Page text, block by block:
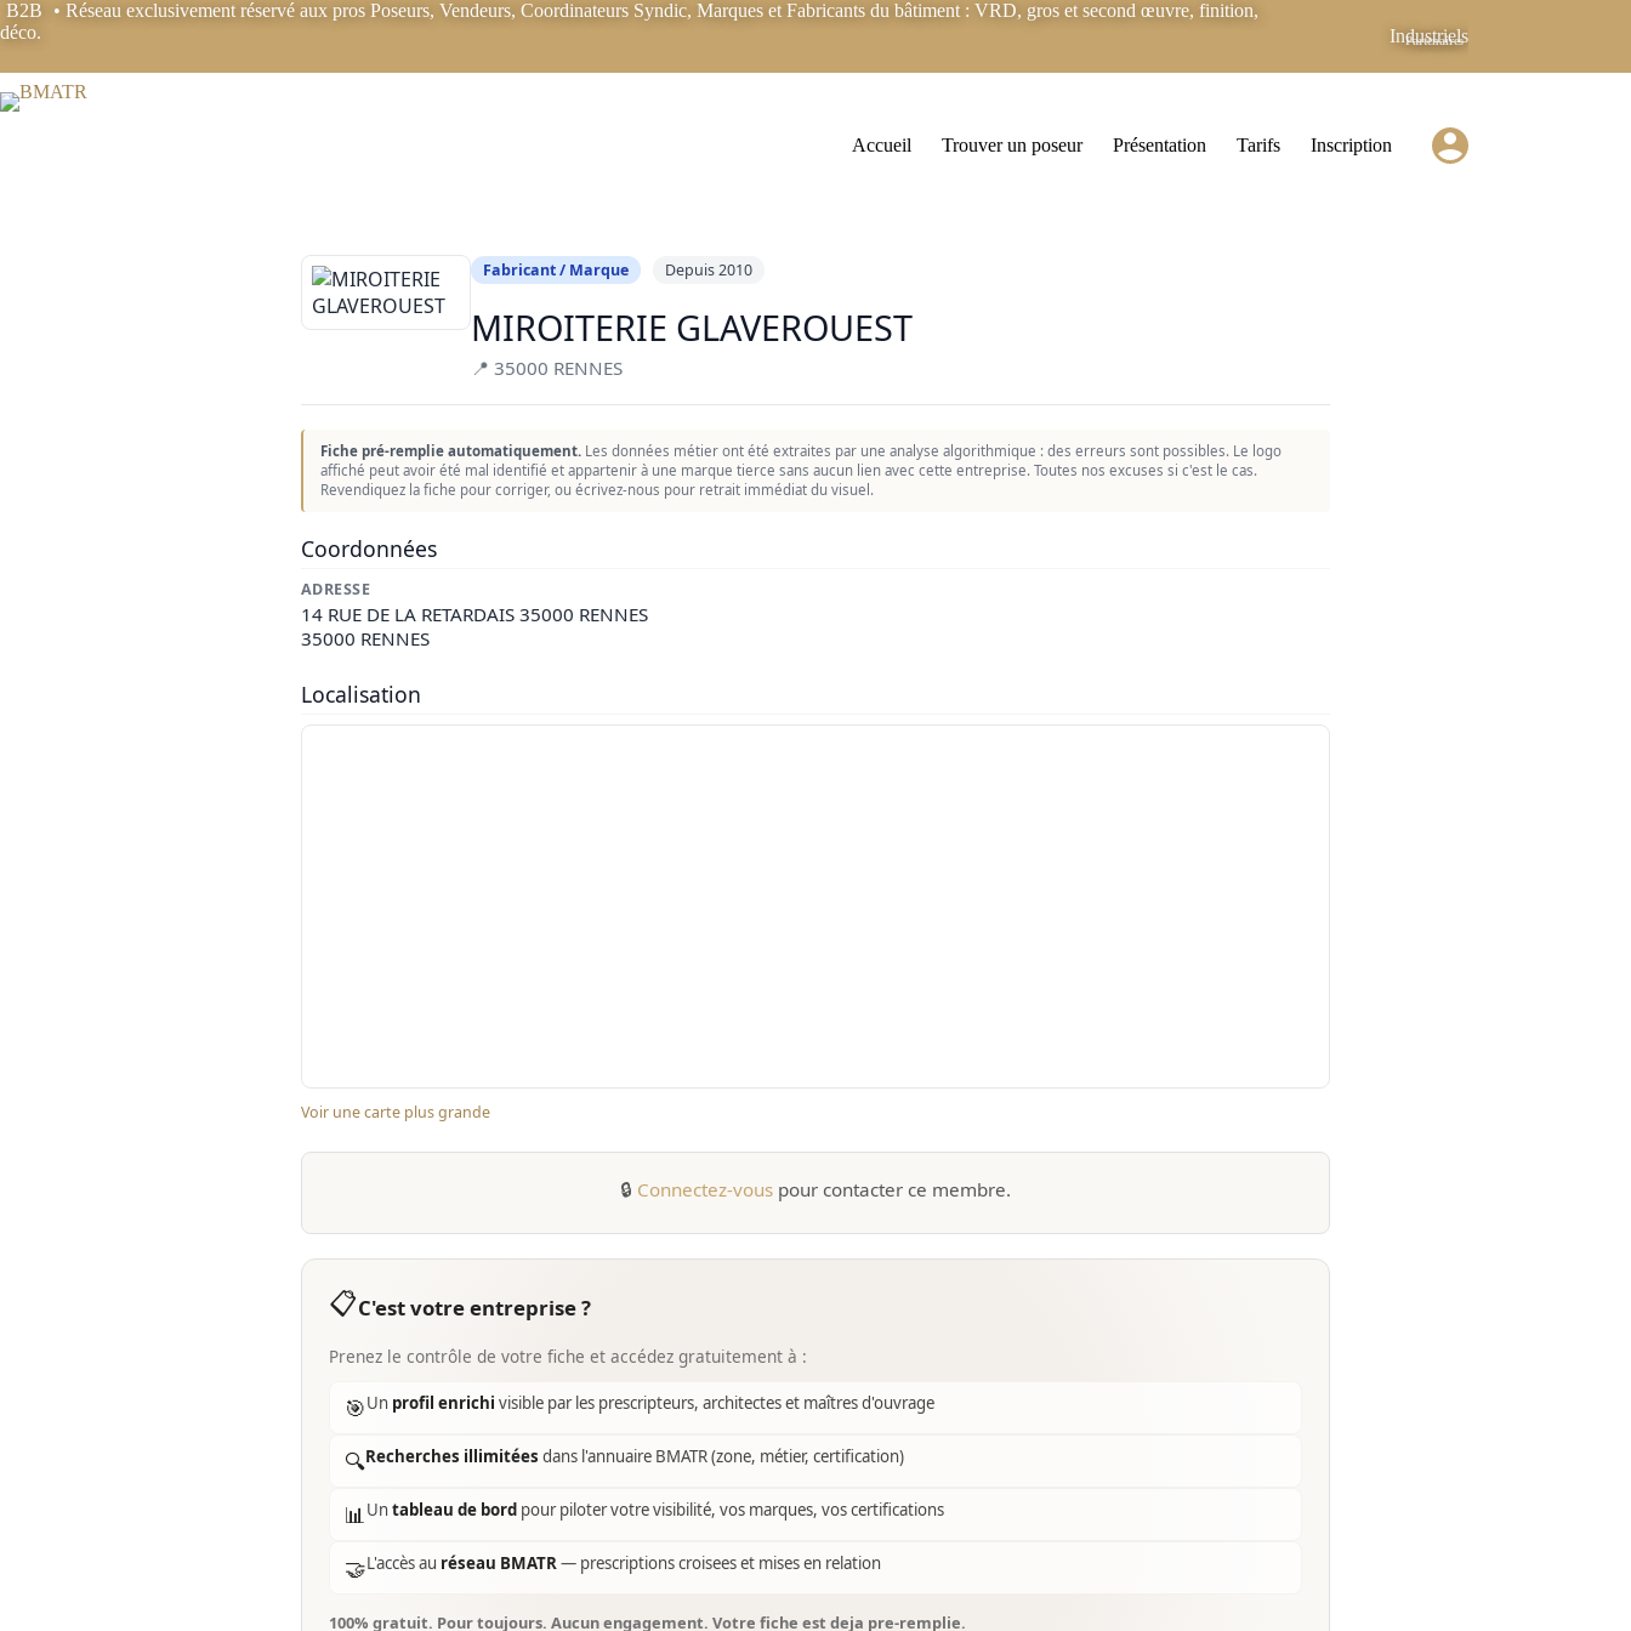
Passer
au
B2B
• Réseau exclusivement réservé aux pros Poseurs, Vendeurs, Coordinateurs Syndic, Marques et Fabricants du bâtiment : VRD, gros et second œuvre, finition,
déco.
Industriels
Partenaires
Accueil Trouver un poseur Présentation Tarifs Inscription
Fabricant / Marque Depuis 2010
MIROITERIE GLAVEROUEST
📍 35000 RENNES
Fiche pré-remplie automatiquement. Les données métier ont été extraites par une analyse algorithmique : des erreurs sont possibles. Le logo
affiché peut avoir été mal identifié et appartenir à une marque tierce sans aucun lien avec cette entreprise. Toutes nos excuses si c'est le cas.
Revendiquez la fiche pour corriger, ou écrivez-nous pour retrait immédiat du visuel.
Coordonnées
ADRESSE
14 RUE DE LA RETARDAIS 35000 RENNES
35000 RENNES
Localisation
Voir une carte plus grande
🔒 Connectez-vous pour contacter ce membre.
📋C'est votre entreprise ?
Prenez le contrôle de votre fiche et accédez gratuitement à :
🎯Un profil enrichi visible par les prescripteurs, architectes et maîtres d'ouvrage
🔍Recherches illimitées dans l'annuaire BMATR (zone, métier, certification)
📊Untableau de bord pour piloter votre visibilité, vos marques, vos certifications
🤝L'accès au réseau BMATR— prescriptions croisees et mises en relation
100% gratuit. Pour toujours. Aucun engagement. Votre fiche est deja pre-remplie.